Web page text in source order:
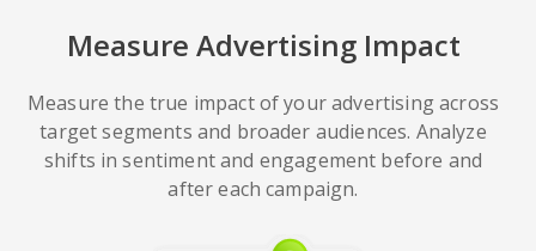
Measure Advertising Impact
Measure the true impact of your advertising across
target segments and broader audiences. Analyze
shifts in sentiment and engagement before and
after each campaign.